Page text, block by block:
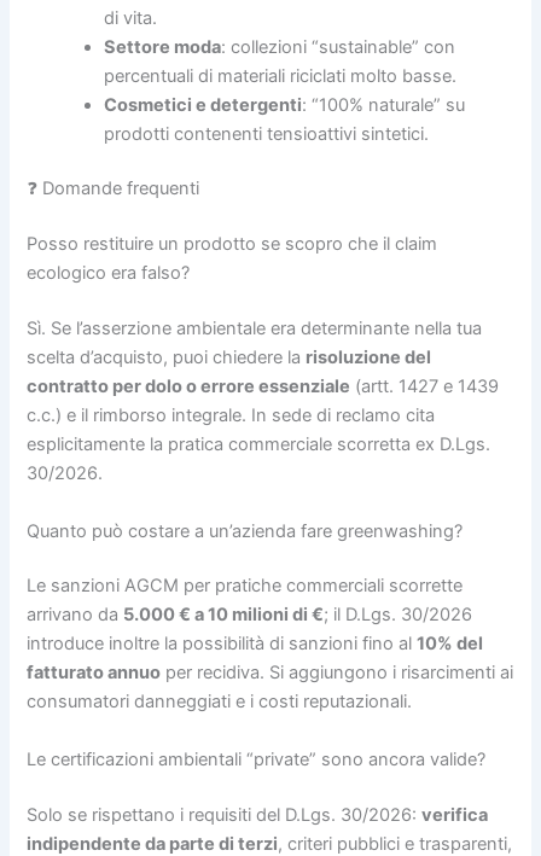
di vita.
Settore moda: collezioni “sustainable” con
percentuali di materiali riciclati molto basse.
Cosmetici e detergenti: “100% naturale” su
prodotti contenenti tensioattivi sintetici.
❓ Domande frequenti
Posso restituire un prodotto se scopro che il claim
ecologico era falso?
Sì. Se l’asserzione ambientale era determinante nella tua
scelta d’acquisto, puoi chiedere la risoluzione del
contratto per dolo o errore essenziale (artt. 1427 e 1439
c.c.) e il rimborso integrale. In sede di reclamo cita
esplicitamente la pratica commerciale scorretta ex D.Lgs.
30/2026.
Quanto può costare a un’azienda fare greenwashing?
Le sanzioni AGCM per pratiche commerciali scorrette
arrivano da 5.000 € a 10 milioni di €; il D.Lgs. 30/2026
introduce inoltre la possibilità di sanzioni fino al10% del
fatturato annuo per recidiva. Si aggiungono i risarcimenti ai
consumatori danneggiati e i costi reputazionali.
Le certificazioni ambientali “private” sono ancora valide?
Solo se rispettano i requisiti del D.Lgs. 30/2026:verifica
indipendente da parte di terzi, criteri pubblici e trasparenti,